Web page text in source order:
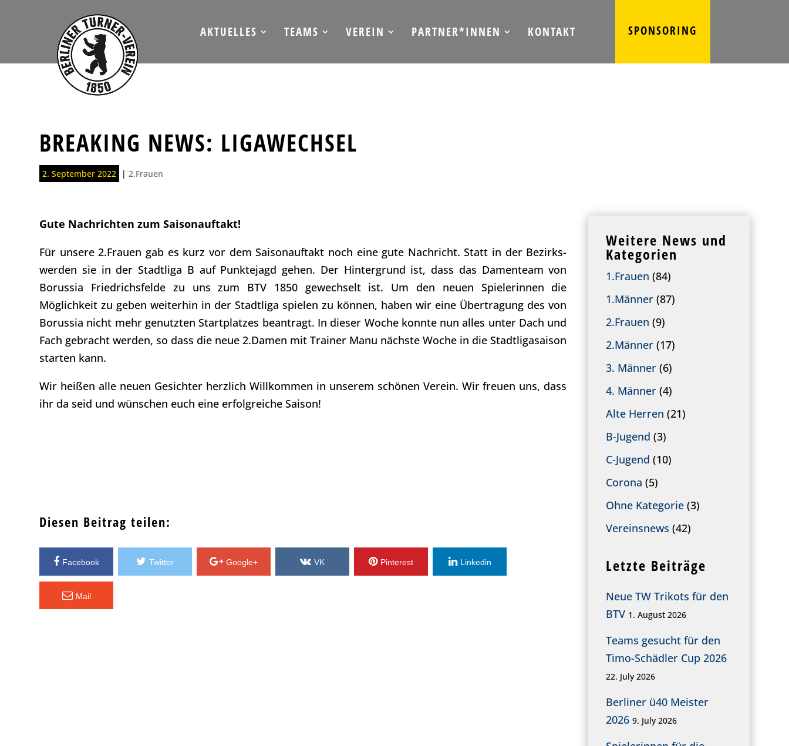
AKTUELLES TEAMS VEREIN PARTNER*INNEN KONTAKT SPONSORING
BREAKING NEWS: LIGAWECHSEL
2. September 2022 |2.Frauen
Gute Nachrichten zum Saisonauftakt!
Für unsere 2.Frauen gab es kurz vor dem Saisonauftakt noch eine gute Nachricht. Statt in der Bezirks-
werden sie in der Stadtliga B auf Punktejagd gehen. Der Hintergrund ist, dass das Damenteam von
Borussia Friedrichsfelde zu uns zum BTV 1850 gewechselt ist. Um den neuen Spielerinnen die
Möglichkeit zu geben weiterhin in der Stadtliga spielen zu können, haben wir eine Übertragung des von
Borussia nicht mehr genutzten Startplatzes beantragt. In dieser Woche konnte nun alles unter Dach und
Fach gebracht werden, so dass die neue 2.Damen mit Trainer Manu nächste Woche in die Stadtligasaison
starten kann.
Wir heißen alle neuen Gesichter herzlich Willkommen in unserem schönen Verein. Wir freuen uns, dass
ihr da seid und wünschen euch eine erfolgreiche Saison!
Diesen Beitrag teilen:
Facebook Twitter Google+ VK Pinterest Linkedin
Mail
Weitere News und
Kategorien
1.Frauen (84)
1.Männer(87)
2.Frauen (9)
2.Männer(17)
3. Männer(6)
4. Männer(4)
Alte Herren (21)
B-Jugend (3)
C-Jugend (10)
Corona (5)
Ohne Kategorie(3)
Vereinsnews (42)
Letzte Beiträge
Neue TW Trikots für den
BTV 1. August 2026
Teams gesucht für den
Timo-Schädler Cup 2026
22. July 2026
Berliner ü40 Meister
2026 9. July 2026